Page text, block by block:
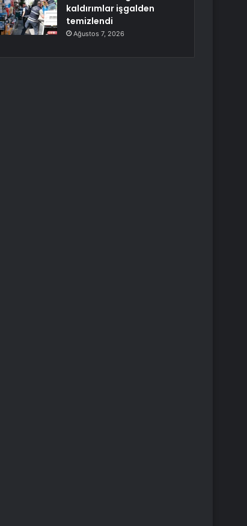
kaldırımlar işgalden
temizlendi
Ağustos 7, 2026